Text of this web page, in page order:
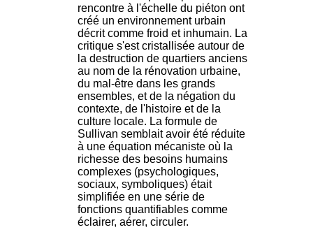
rencontre à l'échelle du piéton ont
créé un environnement urbain
décrit comme froid et inhumain. La
critique s'est cristallisée autour de
la destruction de quartiers anciens
au nom de la rénovation urbaine,
du mal-être dans les grands
ensembles, et de la négation du
contexte, de l'histoire et de la
culture locale. La formule de
Sullivan semblait avoir été réduite
à une équation mécaniste où la
richesse des besoins humains
complexes (psychologiques,
sociaux, symboliques) était
simplifiée en une série de
fonctions quantifiables comme
éclairer, aérer, circuler.